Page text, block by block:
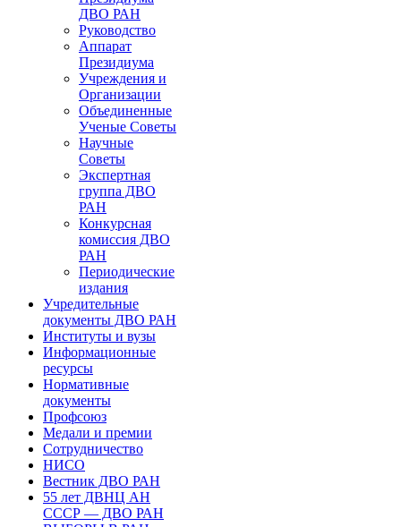
ДВО РАН
Руководство
Аппарат
Президиума
Учреждения и
Организации
Объединенные
Ученые Советы
Научные
Советы
Экспертная
группа ДВО
РАН
Конкурсная
комиссия ДВО
РАН
Периодические
издания
Учредительные
документы ДВО РАН
Институты и вузы
Информационные
ресурсы
Нормативные
документы
Профсоюз
Медали и премии
Сотрудничество
НИСО
Вестник ДВО РАН
55 лет ДВНЦ АН
СССР — ДВО РАН